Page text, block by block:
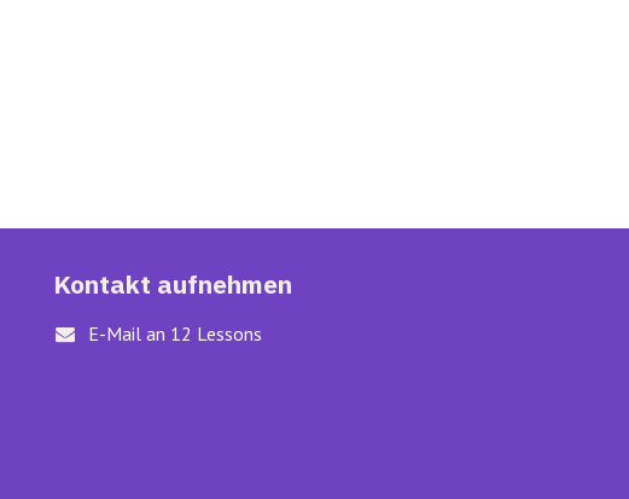
Kontakt aufnehmen
E-Mail an 12 Lessons